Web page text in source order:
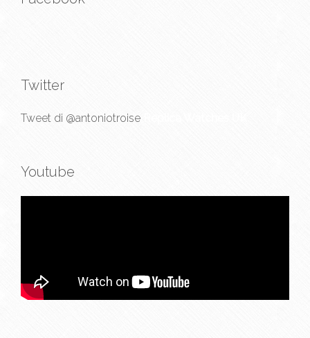
Twitter
Tweet di @antoniotroise
Youtube